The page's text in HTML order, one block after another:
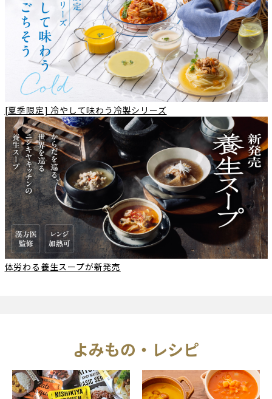
[夏季限定] 冷やして味わう冷製シリーズ
体労わる養生スープが新発売
よみもの・レシピ